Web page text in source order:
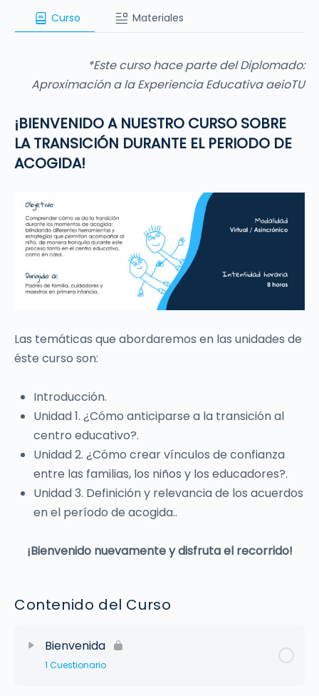
Curso Materiales
*Este curso hace parte del Diplomado:
Aproximación a la Experiencia Educativa aeioTU
¡BIENVENIDO A NUESTRO CURSO SOBRE
LA TRANSICIÓN DURANTE EL PERIODO DE
ACOGIDA!
Las temáticas que abordaremos en las unidades de
éste curso son:
Introducción.
Unidad 1. ¿Cómo anticiparse a la transición al
centro educativo?.
Unidad 2. ¿Cómo crear vínculos de confianza
entre las familias, los niños y los educadores?.
Unidad 3. Definición y relevancia de los acuerdos
en el período de acogida..
¡Bienvenido nuevamente y disfruta el recorrido!
Contenido del Curso
Bienvenida
1 Cuestionario